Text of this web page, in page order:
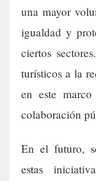
una mayor
igualdad y
ciertos
turísticos a la
en este
colaboración
En el futuro,
estas